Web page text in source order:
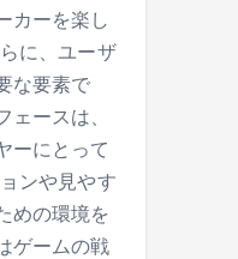
カーを楽し
に、ユーザ
な要素で
ェースは、
ーにとって
ンや見やす
めの環境を
ゲームの戦